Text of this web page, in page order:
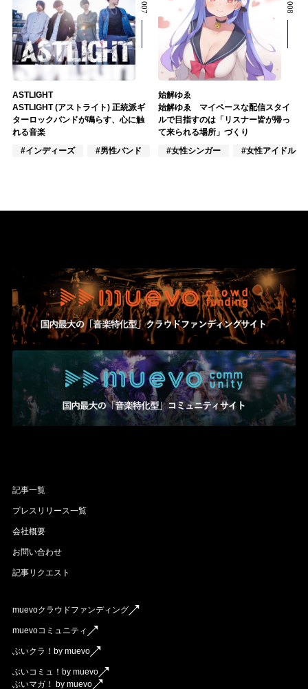
ASTLIGHT
ASTLIGHT (アストライト) 正統派ギ
ターロックバンドが鳴らす、心に触
れる音楽
#インディーズ
#男性バンド #ポップス
始解ゆゑ
始解ゆゑ マイペースな配信スタイ
ルで目指すのは「リスナー皆が帰っ
て来られる場所」づくり
#女性シンガー
#女性アイドル
記事一覧
プレスリリース一覧
会社概要
お問い合わせ
記事リクエスト
muevoクラウドファンディング
muevoコミュニティ
ぶいクラ！by muevo
ぶいコミュ！by muevo
ぶいマガ！ by muevo